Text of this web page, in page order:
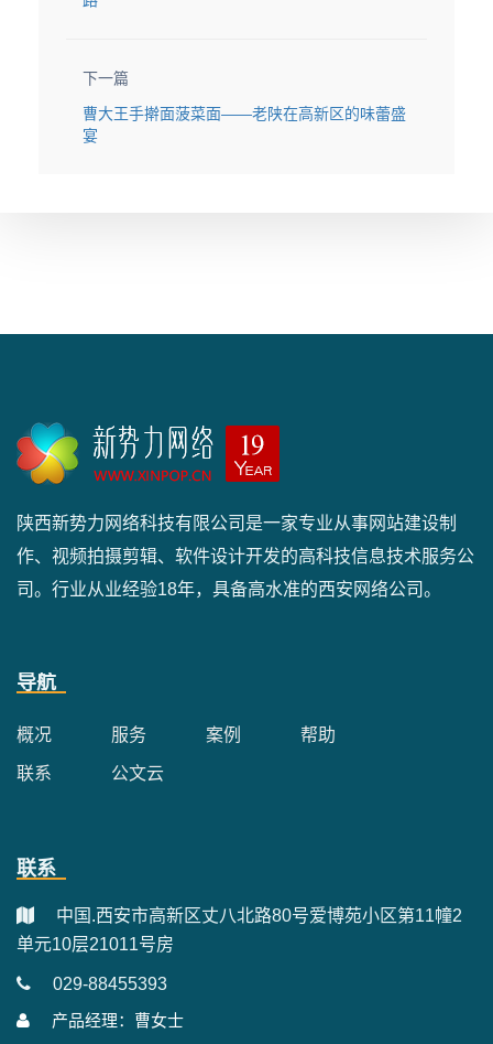
下一篇
曹大王手擀面菠菜面——老陕在高新区的味蕾盛
宴
陕西新势力网络科技有限公司是一家专业从事网站建设制
作、视频拍摄剪辑、软件设计开发的高科技信息技术服务公
司。行业从业经验18年，具备高水准的西安网络公司。
导航
概况 服务 案例 帮助
联系 公文云
联系
中国.西安市高新区丈八北路80号爱博苑小区第11幢2
单元10层21011号房
029-88455393
产品经理：曹女士